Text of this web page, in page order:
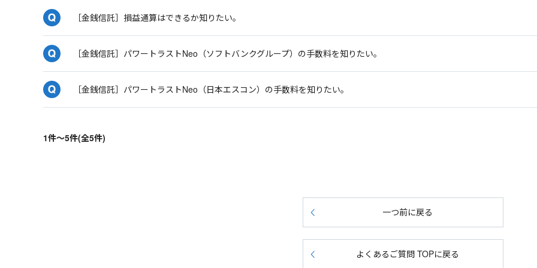
［金銭信託］損益通算はできるか知りたい。
［金銭信託］パワートラストNeo（ソフトバンクグループ）の手数料を知りたい。
［金銭信託］パワートラストNeo（日本エスコン）の手数料を知りたい。
1件～5件(全5件)
一つ前に戻る
よくあるご質問 TOPに戻る